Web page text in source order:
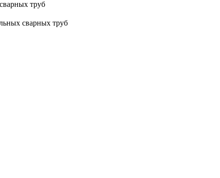
сварных труб